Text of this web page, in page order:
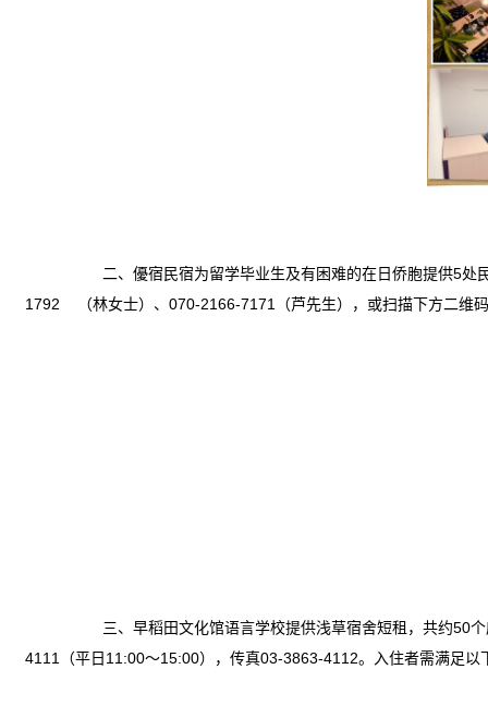
二、優宿民宿为留学毕业生及有困难的在日侨胞提供5处
1792 （林女士）、070-2166-7171（芦先生），或扫描下方二维
三、早稻田文化馆语言学校提供浅草宿舍短租，共约50个
4111（平日11:00～15:00），传真03-3863-4112。入住者需满足以